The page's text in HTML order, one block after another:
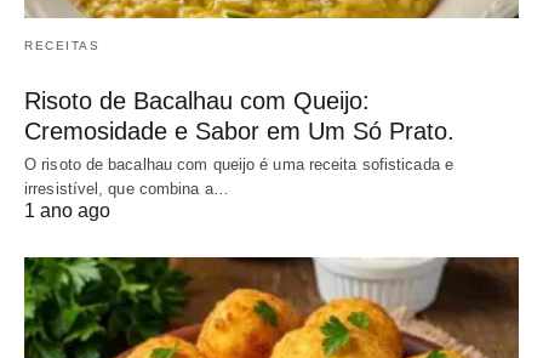
RECEITAS
Risoto de Bacalhau com Queijo:
Cremosidade e Sabor em Um Só Prato.
O risoto de bacalhau com queijo é uma receita sofisticada e
irresistível, que combina a…
1 ano ago